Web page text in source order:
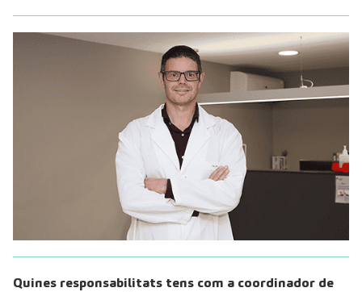
Quines responsabilitats tens com a coordinador de